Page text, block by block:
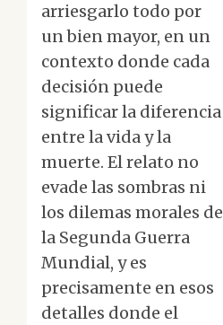
arriesgarlo todo por
un bien mayor, en un
contexto donde cada
decisión puede
significar la diferencia
entre la vida y la
muerte. El relato no
evade las sombras ni
los dilemas morales de
la Segunda Guerra
Mundial, y es
precisamente en esos
detalles donde el